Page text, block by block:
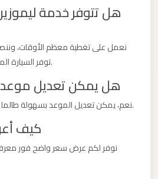
هل تتوفر خدمة
نعمل على تغطية معظم الأوقات،
توفر السيارة المناسبة في موعدكم بالتحديد.
هل يمكن تعديل موعد
نعم، يمكن تعديل الموعد بسهولة طالما تم إخبارنا بوقت كافٍ مسبقًا.
كيف
نوفر لكم عرض سعر واضح فور